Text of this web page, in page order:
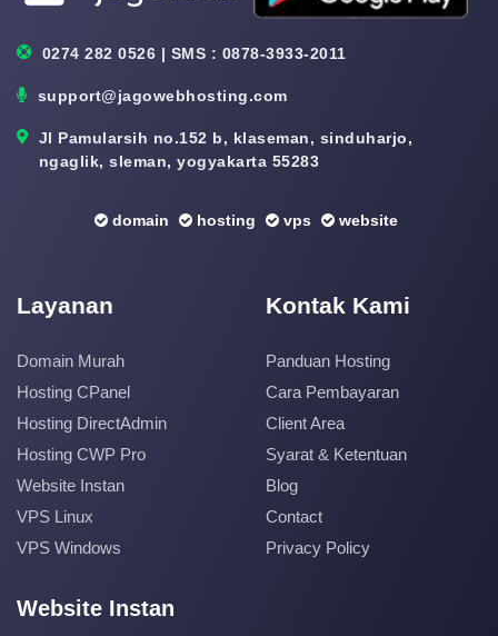
0274 282 0526 | SMS : 0878-3933-2011
support@jagowebhosting.com
Jl Pamularsih no.152 b, klaseman, sinduharjo,
ngaglik, sleman, yogyakarta 55283
domain hosting vps website
Layanan
Domain Murah
Hosting CPanel
Hosting DirectAdmin
Hosting CWP Pro
Website Instan
VPS Linux
VPS Windows
Kontak Kami
Panduan Hosting
Cara Pembayaran
Client Area
Syarat & Ketentuan
Blog
Contact
Privacy Policy
Website Instan